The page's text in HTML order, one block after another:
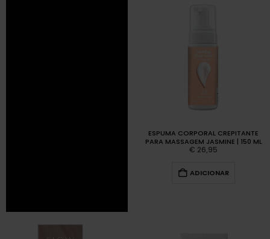
ESPUMA CORPORAL CREPITANTE
PARA MASSAGEM JASMINE | 150 ML
€ 26,95
ADICIONAR